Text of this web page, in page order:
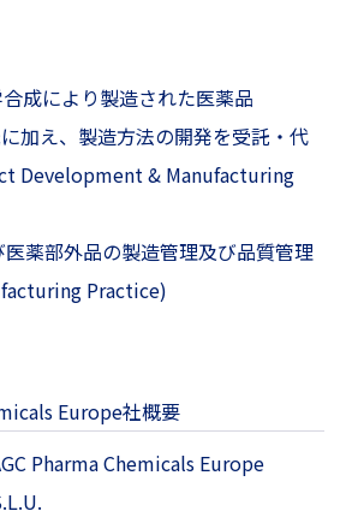
成により製造された医薬品
加え、製造方法の開発を受託・代
Development & Manufacturing
薬部外品の製造管理及び品質管理
Practice)
Europe社概要
Pharma Chemicals Europe